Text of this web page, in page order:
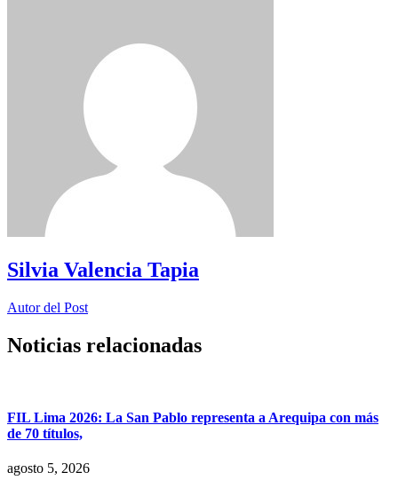
Silvia Valencia Tapia
Autor del Post
Noticias relacionadas
FIL Lima 2026: La San Pablo representa a Arequipa con más
de 70 títulos,
agosto 5, 2026